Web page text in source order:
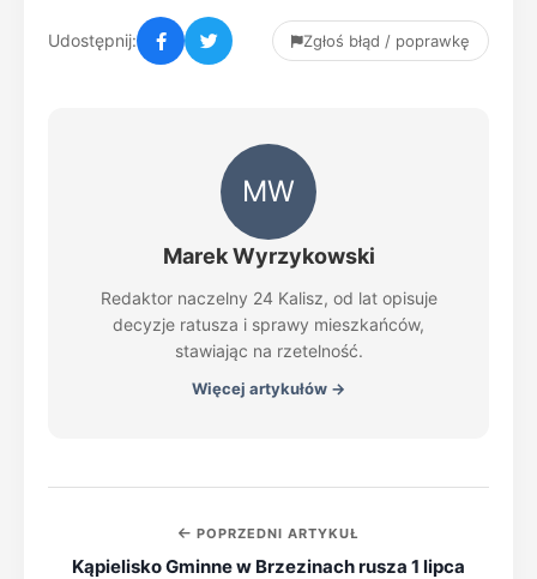
Udostępnij: Zgłoś błąd / poprawkę
MW
Marek Wyrzykowski
Redaktor naczelny 24 Kalisz, od lat opisuje
decyzje ratusza i sprawy mieszkańców,
stawiając na rzetelność.
Więcej artykułów →
POPRZEDNI ARTYKUŁ
Kąpielisko Gminne w Brzezinach rusza 1 lipca